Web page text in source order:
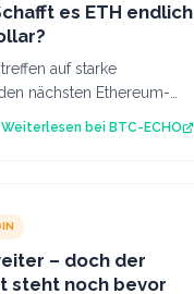
es ETH endlich
auf starke
nächsten Ethereum-
Source: BTC-ECHO BTC-
Weiterlesen bei BTC-ECHO
– doch der
steht noch bevor